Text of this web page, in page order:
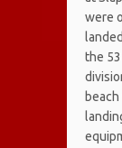
were
the